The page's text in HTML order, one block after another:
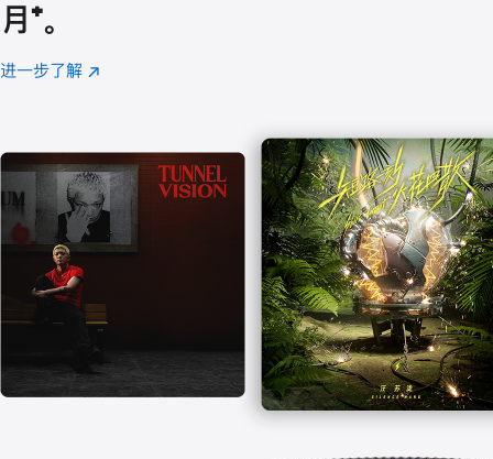
月 脚
注
⁺。
进一步了解 Apple
(在
口
中
打
开)